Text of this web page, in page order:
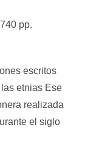
pp.
escritos
etnias Ese
realizada
el siglo